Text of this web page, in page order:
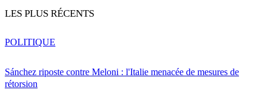
LES PLUS RÉCENTS
Sánchez riposte contre Meloni : l'Italie menacée de mesures de
rétorsion
POLITIQUE